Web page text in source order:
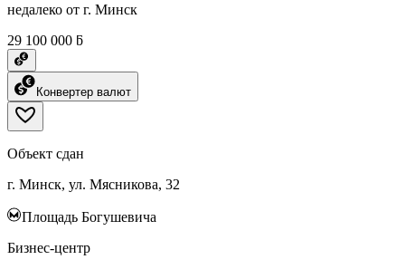
недалеко от г. Минск
29 100 000 ƃ
Конвертер валют
Объект сдан
г. Минск, ул. Мясникова, 32
Площадь Богушевича
Бизнес-центр